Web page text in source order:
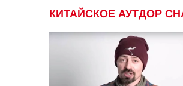
КИТАЙСКОЕ АУТДОР